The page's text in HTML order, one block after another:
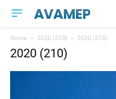
AVAMEP
Home 2020 (210) 2020 (210)
2020 (210)